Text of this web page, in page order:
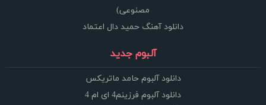
مصنوعی)
دانلود آهنگ حمید دال اعتماد
آلبوم جدید
دانلود آلبوم حامد ماتریکس
دانلود آلبوم فرزینم4 ای ام 4